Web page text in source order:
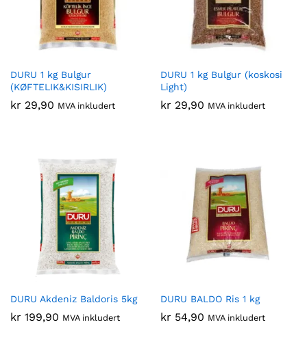
DURU 1 kg Bulgur
(KØFTELIK&KISIRLIK)
kr 29,90 MVA inkludert
DURU 1 kg Bulgur (koskosi
Light)
kr 29,90 MVA inkludert
DURU Akdeniz Baldoris 5kg
kr 199,90 MVA inkludert
DURU BALDO Ris 1 kg
kr 54,90 MVA inkludert